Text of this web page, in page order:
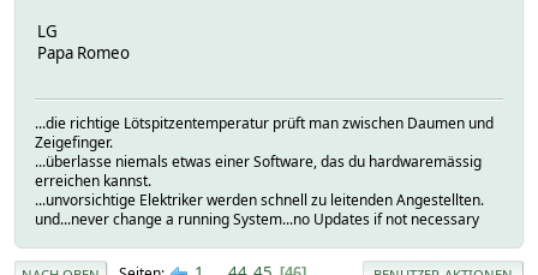
LG
Papa Romeo
...die richtige Lötspitzentemperatur prüft man zwischen Daumen und
Zeigefinger.
...überlasse niemals etwas einer Software, das du hardwaremässig
erreichen kannst.
...unvorsichtige Elektriker werden schnell zu leitenden Angestellten.
und...never change a running System...no Updates if not necessary